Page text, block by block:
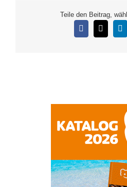
Teile den Beitrag,
Facebook
X